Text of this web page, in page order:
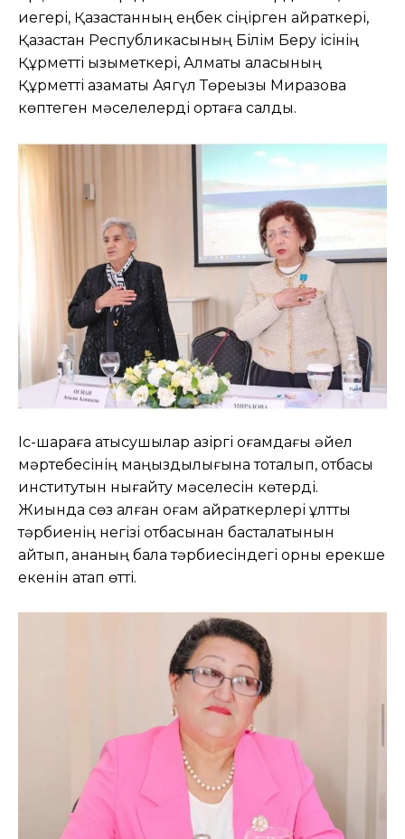
иегері, Қазақстанның еңбек сіңірген қайраткері,
Қазақстан Республикасының Білім Беру ісінің
Құрметті қызыметкері, Алматы қаласының
Құрметті азаматы Аягүл Төреқызы Миразова
көптеген мәселелерді ортаға салды.
Іс-шараға қатысушылар қазіргі қоғамдағы әйел
мәртебесінің маңыздылығына тоқталып, отбасы
институтын нығайту мәселесін көтерді.
Жиында сөз алған қоғам қайраткерлері ұлттық
тәрбиенің негізі отбасынан басталатынын
айтып, ананың бала тәрбиесіндегі орны ерекше
екенін атап өтті.